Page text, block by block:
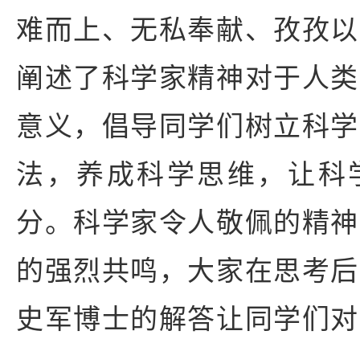
难而上、无私奉献、孜孜
阐述了科学家精神对于人
意义，倡导同学们树立科
法，养成科学思维，让科
分。科学家令人敬佩的精
的强烈共鸣，大家在思考
史军博士的解答让同学们